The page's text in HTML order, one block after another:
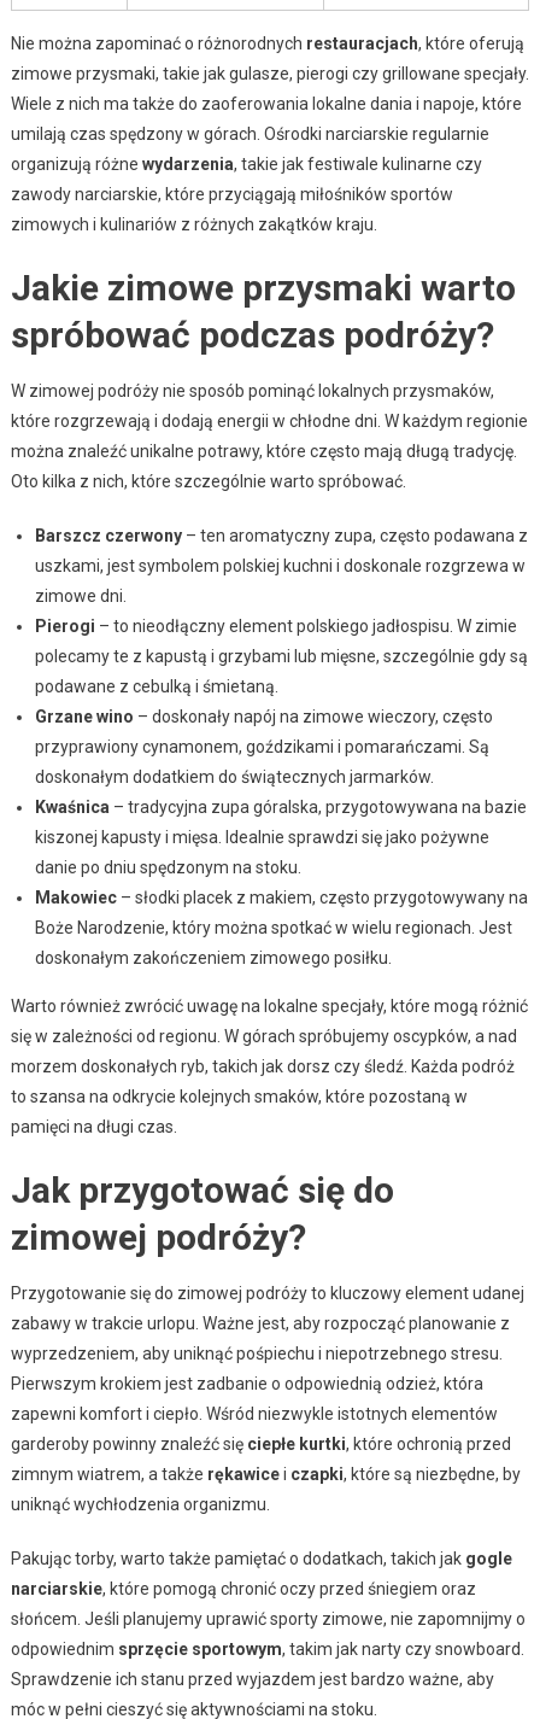
Nie można zapominać o różnorodnych restauracjach, które oferują
zimowe przysmaki, takie jak gulasze, pierogi czy grillowane specjały.
Wiele z nich ma także do zaoferowania lokalne dania i napoje, które
umilają czas spędzony w górach. Ośrodki narciarskie regularnie
organizują różne wydarzenia, takie jak festiwale kulinarne czy
zawody narciarskie, które przyciągają miłośników sportów
zimowych i kulinariów z różnych zakątków kraju.
Jakie zimowe przysmaki warto
spróbować podczas podróży?
W zimowej podróży nie sposób pominąć lokalnych przysmaków,
które rozgrzewają i dodają energii w chłodne dni. W każdym regionie
można znaleźć unikalne potrawy, które często mają długą tradycję.
Oto kilka z nich, które szczególnie warto spróbować.
Barszcz czerwony– ten aromatyczny zupa, często podawana z
uszkami, jest symbolem polskiej kuchni i doskonale rozgrzewa w
zimowe dni.
Pierogi – to nieodłączny element polskiego jadłospisu. W zimie
polecamy te z kapustą i grzybami lub mięsne, szczególnie gdy są
podawane z cebulką i śmietaną.
Grzane wino – doskonały napój na zimowe wieczory, często
przyprawiony cynamonem, goździkami i pomarańczami. Są
doskonałym dodatkiem do świątecznych jarmarków.
Kwaśnica– tradycyjna zupa góralska, przygotowywana na bazie
kiszonej kapusty i mięsa. Idealnie sprawdzi się jako pożywne
danie po dniu spędzonym na stoku.
Makowiec– słodki placek z makiem, często przygotowywany na
Boże Narodzenie, który można spotkać w wielu regionach. Jest
doskonałym zakończeniem zimowego posiłku.
Warto również zwrócić uwagę na lokalne specjały, które mogą różnić
się w zależności od regionu. W górach spróbujemy oscypków, a nad
morzem doskonałych ryb, takich jak dorsz czy śledź. Każda podróż
to szansa na odkrycie kolejnych smaków, które pozostaną w
pamięci na długi czas.
Jak przygotować się do
zimowej podróży?
Przygotowanie się do zimowej podróży to kluczowy element udanej
zabawy w trakcie urlopu. Ważne jest, aby rozpocząć planowanie z
wyprzedzeniem, aby uniknąć pośpiechu i niepotrzebnego stresu.
Pierwszym krokiem jest zadbanie o odpowiednią odzież, która
zapewni komfort i ciepło. Wśród niezwykle istotnych elementów
garderoby powinny znaleźć się ciepłe kurtki, które ochronią przed
zimnym wiatrem, a także rękawicei czapki, które są niezbędne, by
uniknąć wychłodzenia organizmu.
Pakując torby, warto także pamiętać o dodatkach, takich jak gogle
narciarskie, które pomogą chronić oczy przed śniegiem oraz
słońcem. Jeśli planujemy uprawić sporty zimowe, nie zapomnijmy o
odpowiednim sprzęcie sportowym, takim jak narty czy snowboard.
Sprawdzenie ich stanu przed wyjazdem jest bardzo ważne, aby
móc w pełni cieszyć się aktywnościami na stoku.